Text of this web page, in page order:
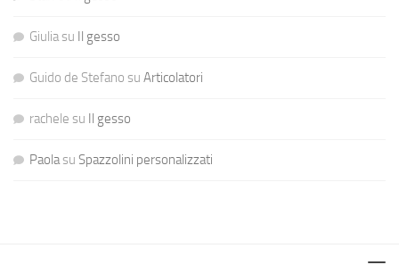
Giuliasu Il gesso
Guido de Stefano su Articolatori
rachele su Il gesso
Paolasu Spazzolini personalizzati